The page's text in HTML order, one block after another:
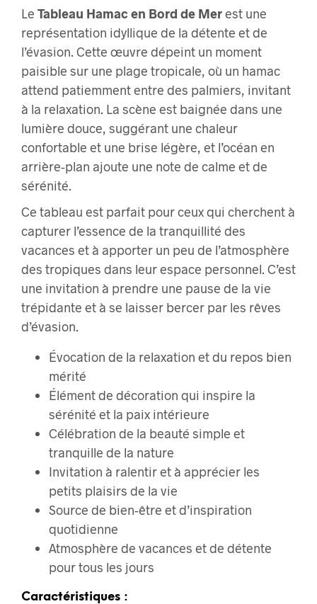
Le Tableau Hamac en Bord de Merest une
représentation idyllique de la détente et de
l’évasion. Cette œuvre dépeint un moment
paisible sur une plage tropicale, où un hamac
attend patiemment entre des palmiers, invitant
à la relaxation. La scène est baignée dans une
lumière douce, suggérant une chaleur
confortable et une brise légère, et l’océan en
arrière-plan ajoute une note de calme et de
sérénité.
Ce tableau est parfait pour ceux qui cherchent à
capturer l’essence de la tranquillité des
vacances et à apporter un peu de l’atmosphère
des tropiques dans leur espace personnel. C’est
une invitation à prendre une pause de la vie
trépidante et à se laisser bercer par les rêves
d’évasion.
Évocation de la relaxation et du repos bien
mérité
Élément de décoration qui inspire la
sérénité et la paix intérieure
Célébration de la beauté simple et
tranquille de la nature
Invitation à ralentir et à apprécier les
petits plaisirs de la vie
Source de bien-être et d’inspiration
quotidienne
Atmosphère de vacances et de détente
pour tous les jours
Caractéristiques :